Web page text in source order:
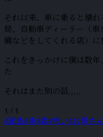
それ以来、車に乗ると壊
局、自動車ディーラー（
備などをしてくれる店）に
これをきっかけに僕は数
た
それはまた別の話,,,,,
1 / 1
#家族#車#森#怖い#お母さ